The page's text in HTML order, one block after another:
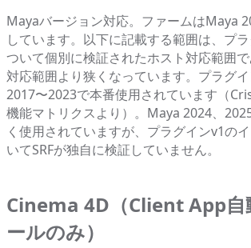
Mayaバージョン対応。ファームはMaya
しています。以下に記載する範囲は、プ
ついて個別に検証されたホスト対応範囲
対応範囲より狭くなっています。プラグ
2017〜2023で本番使用されています（
機能マトリクスより）。Maya 2024、
く使用されていますが、プラグインv1の
いてSRFが独自に検証していません。
Cinema 4D（Client App自
ールのみ）